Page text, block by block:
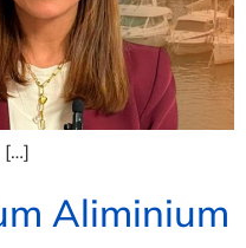
[…]
Aliminium